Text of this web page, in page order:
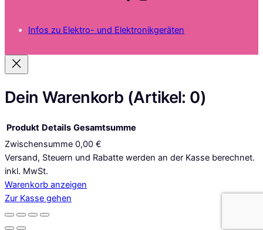
t
m
Infos zu Elektro- und Elektronikgeräten
Dein Warenkorb (Artikel: 0)
Produkte
im
Warenkorb
Produkt Details Gesamtsumme
Zwischensumme 0,00 €
Versand, Steuern und Rabatte werden an der Kasse berechnet.
inkl. MwSt.
Warenkorb anzeigen
Zur Kasse gehen